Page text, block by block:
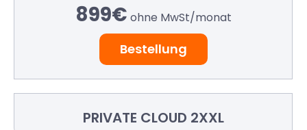
899€ ohne MwSt/monat
Bestellung
PRIVATE CLOUD 2XXL